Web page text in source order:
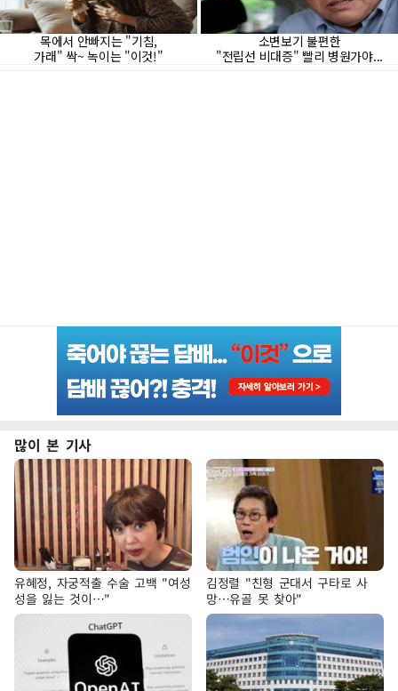
많이 본 기사
유혜정, 자궁적출 수술 고백 "여성
성을 잃는 것이…"
김정렬 "친형 군대서 구타로 사
망…유골 못 찾아"